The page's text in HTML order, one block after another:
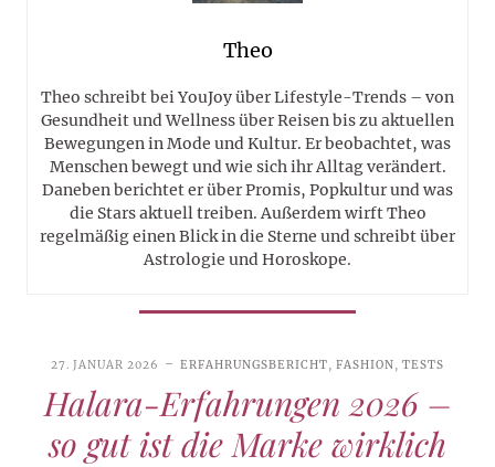
Theo
Theo schreibt bei YouJoy über Lifestyle-Trends – von
Gesundheit und Wellness über Reisen bis zu aktuellen
Bewegungen in Mode und Kultur. Er beobachtet, was
Menschen bewegt und wie sich ihr Alltag verändert.
Daneben berichtet er über Promis, Popkultur und was
die Stars aktuell treiben. Außerdem wirft Theo
regelmäßig einen Blick in die Sterne und schreibt über
Astrologie und Horoskope.
27. JANUAR 2026 ERFAHRUNGSBERICHT FASHION ,TESTS
Halara-Erfahrungen 2026 –
so gut ist die Marke wirklich